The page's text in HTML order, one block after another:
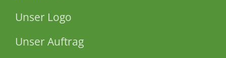
Unser Logo
Unser Auftrag